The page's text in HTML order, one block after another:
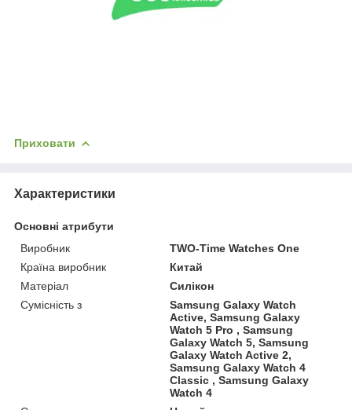
Приховати
Характеристики
Основні атрибути
Виробник
TWO-Time Watches One
Країна виробник
Китай
Матеріал
Силікон
Сумісність з
Samsung Galaxy Watch
Active, Samsung Galaxy
Watch 5 Pro , Samsung
Galaxy Watch 5, Samsung
Galaxy Watch Active 2,
Samsung Galaxy Watch 4
Classic , Samsung Galaxy
Watch 4